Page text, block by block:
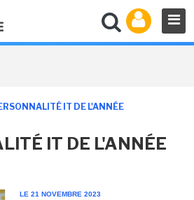
IT DE L'ANNÉE
IT DE L'ANNÉE
LE 21 NOVEMBRE 2023